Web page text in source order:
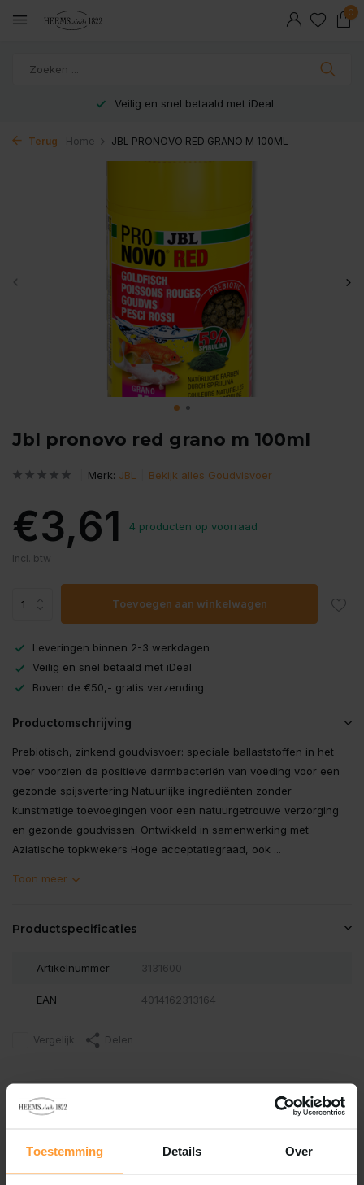
Toestemming Details Over
0
Veilig en snel betaald met iDeal
Terug Home JBL PRONOVO RED GRANO M 100ML
Jbl pronovo red grano m 100ml
Merk: JBL Bekijk alles Goudvisvoer
€3,61 4 producten op voorraad
Incl. btw
Toevoegen aan winkelwagen
Leveringen binnen 2-3 werkdagen
Veilig en snel betaald met iDeal
Boven de €50,- gratis verzending
Productomschrijving
Prebiotisch, zinkend goudvisvoer: speciale ballaststoffen in het
voer voorzien de positieve darmbacteriën van voeding voor een
gezonde spijsvertering Natuurlijke ingrediënten zonder
kunstmatige toevoegingen voor een natuurgetrouwe verzorging
en gezonde goudvissen. Ontwikkeld in samenwerking met
Aziatische topkwekers Hoge acceptatiegraad, ook ...
Toon meer
Productspecificaties
Artikelnummer 3131600
EAN 4014162313164
Vergelijk Delen
Reviews
Er zijn nog geen reviews geschreven over dit product..